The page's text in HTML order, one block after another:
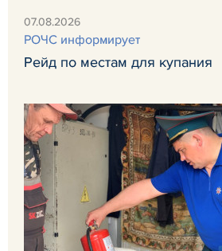
07.08.2026
РОЧС информирует
Рейд по местам для купания